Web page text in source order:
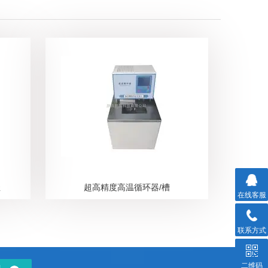
超高精度高温循环器/槽
在线客服
联系方式
二维码